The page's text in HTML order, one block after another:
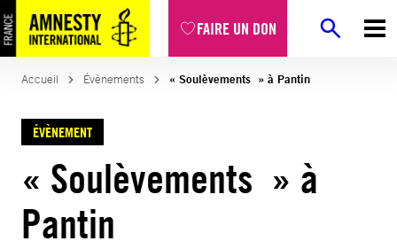
FAIRE UN DON
Accueil Évènements « Soulèvements » à Pantin
ÉVÈNEMENT
« Soulèvements » à
Pantin